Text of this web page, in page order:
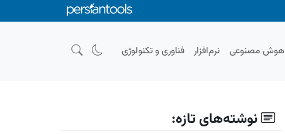
هوش مصنوعی نرم‌افزار فناوری و تکنولوژی
نوشته‌های تازه: